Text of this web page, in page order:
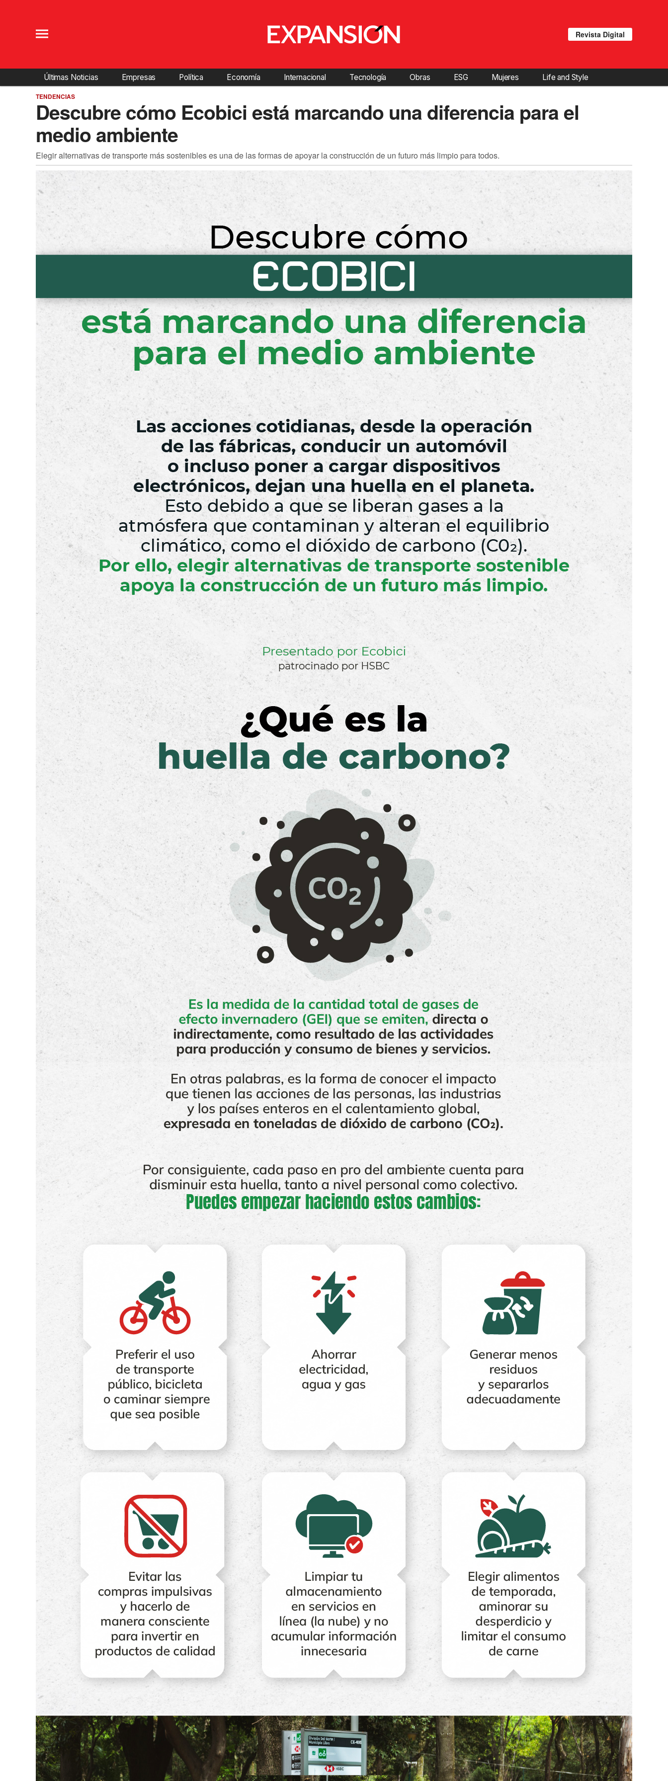
Revista Digital
Últimas Noticias Empresas Política Economía Internacional Tecnología Obras ESG Mujeres Life and Style
TENDENCIAS
Descubre cómo Ecobici está marcando una diferencia para el
medio ambiente
Elegir alternativas de transporte más sostenibles es una de las formas de apoyar la construcción de un futuro más limpio para todos.